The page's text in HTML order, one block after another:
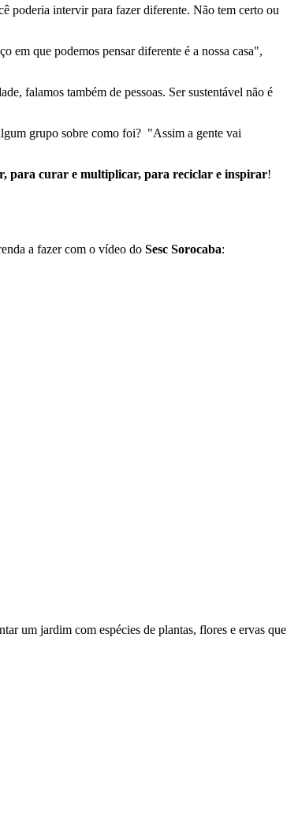
poderia intervir para fazer diferente. Não tem certo ou
em que podemos pensar diferente é a nossa casa",
falamos também de pessoas. Ser sustentável não é
grupo sobre como foi? "Assim a gente vai
para curar e multiplicar, para reciclar e inspirar!
a fazer com o vídeo do Sesc Sorocaba:
um jardim com espécies de plantas, flores e ervas que